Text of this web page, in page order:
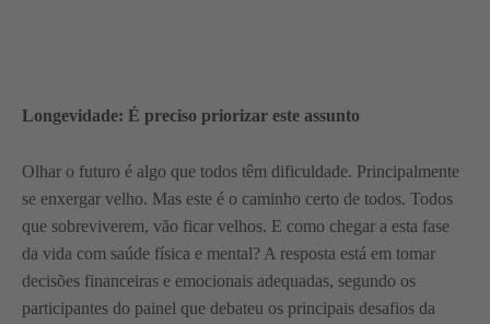
Longevidade: É preciso priorizar este assunto
Olhar o futuro é algo que todos têm dificuldade. Principalmente
se enxergar velho. Mas este é o caminho certo de todos. Todos
que sobreviverem, vão ficar velhos. E como chegar a esta fase
da vida com saúde física e mental? A resposta está em tomar
decisões financeiras e emocionais adequadas, segundo os
participantes do painel que debateu os principais desafios da